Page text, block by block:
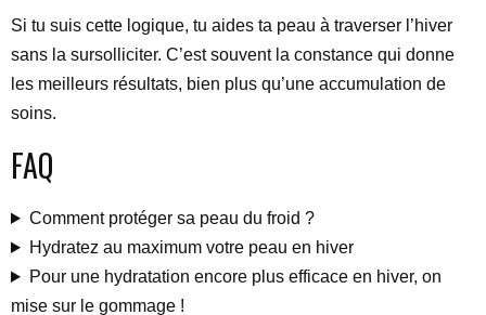
Si tu suis cette logique, tu aides ta peau à traverser l’hiver
sans la sursolliciter. C’est souvent la constance qui donne
les meilleurs résultats, bien plus qu’une accumulation de
soins.
FAQ
Comment protéger sa peau du froid ?
Hydratez au maximum votre peau en hiver
Pour une hydratation encore plus efficace en hiver, on
mise sur le gommage !